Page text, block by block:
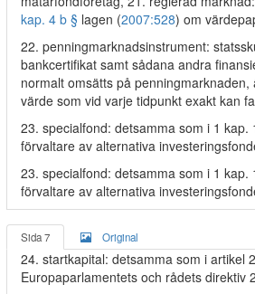
kap. 4 b § lagen (2007:528) om
22. penningmarknadsinstrument:
bankcertifikat samt sådana andra
normalt omsätts på
värde som vid varje tidpunkt exakt kan
23. specialfond: detsamma som i 1 kap.
förvaltare av alternativa
23. specialfond: detsamma som i 1 kap.
förvaltare av alternativa
Sida 7 Original
24. startkapital: detsamma som i artikel
Europaparlamentets och rådets direktiv